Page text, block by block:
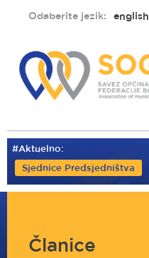
sadržaj
Odaberite jezik: english
#Aktuelno:
Sjednice Predsjedništva
Članice